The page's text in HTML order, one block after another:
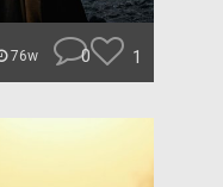
76w 0 1